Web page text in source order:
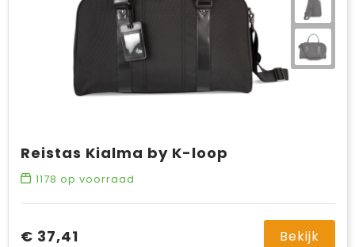
Reistas Kialma by K-loop
1178 op voorraad
€ 37,41 Bekijk